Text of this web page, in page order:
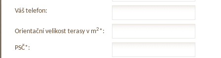
Váš telefon:
Orientační velikost terasy v m2*:
PSČ*: